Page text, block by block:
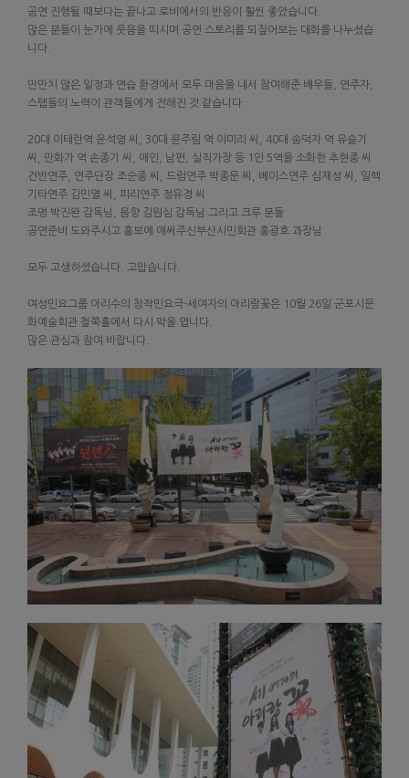
공연 진행될 때보다는 끝나고 로비에서의 반응이 훨씬 좋았습니다.
많은 분들이 눈가에 웃음을 띠시며 공연 스토리를 되짚어보는 대화를 나누셨습
니다.
만만치 않은 일정과 연습 환경에서 모두 마음을 내서 참여해준 배우들, 연주자,
스텝들의 노력이 관객들에게 전해진 것 같습니다.
20대 이태란역 윤석영 씨, 30대 윤주림 역 이미리 씨, 40대 송덕자 역 유슬기
씨, 만화가 역 손종기 씨, 애인, 남편, 실직가장 등 1인 5역을 소화한 추현종 씨
건반연주, 연주단장 조순종 씨, 드럼연주 박종문 씨, 베이스연주 심재성 씨, 일렉
기타연주 김민열 씨, 피리연주 정유경 씨
조명 박진완 감독님, 음향 김원심 감독님 그리고 크루 분들
공연준비 도와주시고 홍보에 애써주신부산시민회관 홍광호 과장님
모두 고생하셨습니다. 고맙습니다.
여성민요그룹 아리수의 창작민요극-세여자의 아리랑꽃은 10월 26일 군포시문
화예술회관 철쭉홀에서 다시 막을 엽니다.
많은 관심과 참여 바랍니다.